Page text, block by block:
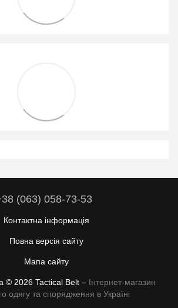
(063) 058-73-53
Контактна інформація
Повна версія сайту
Мапа сайту
© 2026 Tactical Belt – Інтернет-магазин
одягу та спорядження в Україні